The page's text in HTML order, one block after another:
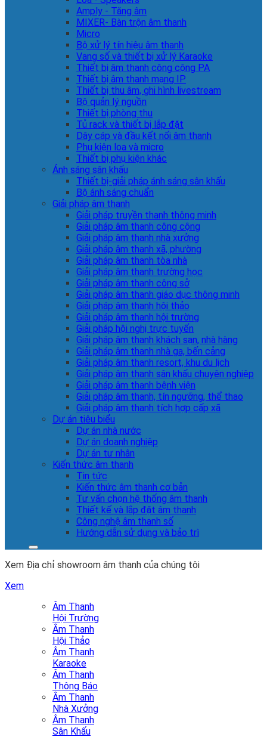
Amply - Tăng âm
MIXER- Bàn trộn âm thanh
Micro
Bộ xử lý tín hiệu âm thanh
Vang số và thiết bị xử lý Karaoke
Thiết bị âm thanh công cộng PA
Thiết bị âm thanh mạng IP
Thiết bị thu âm, ghi hình livestream
Bộ quản lý nguồn
Thiết bị phòng thu
Tủ rack và thiết bị lắp đặt
Dây cáp và đầu kết nối âm thanh
Phụ kiện loa và micro
Thiết bị phụ kiện khác
Ánh sáng sân khấu
Thiết bị-giải pháp ánh sáng sân khấu
Bộ ánh sáng chuẩn
Giải pháp âm thanh
Giải pháp truyền thanh thông minh
Giải pháp âm thanh công cộng
Giải pháp âm thanh nhà xưởng
Giải pháp âm thanh xã, phường
Giải pháp âm thanh tòa nhà
Giải pháp âm thanh trường học
Giải pháp âm thanh công sở
Giải pháp âm thanh giáo dục thông minh
Giải pháp âm thanh hội thảo
Giải pháp âm thanh hội trường
Giải pháp hội nghị trực tuyến
Giải pháp âm thanh khách sạn, nhà hàng
Giải pháp âm thanh nhà ga, bến cảng
Giải pháp âm thanh resort, khu du lịch
Giải pháp âm thanh sân khấu chuyên nghiệp
Giải pháp âm thanh bệnh viện
Giải pháp âm thanh, tín ngưỡng, thể thao
Giải pháp âm thanh tích hợp cấp xã
Dự án tiêu biểu
Dự án nhà nước
Dự án doanh nghiệp
Dự án tư nhân
Kiến thức âm thanh
Tin tức
Kiến thức âm thanh cơ bản
Tư vấn chọn hệ thống âm thanh
Thiết kế và lắp đặt âm thanh
Công nghệ âm thanh số
Hướng dẫn sử dụng và bảo trì
Xem Địa chỉ showroom âm thanh của chúng tôi
Xem
Âm Thanh
Hội Trường
Âm Thanh
Hội Thảo
Âm Thanh
Karaoke
Âm Thanh
Thông Báo
Âm Thanh
Nhà Xưởng
Âm Thanh
Sân Khấu